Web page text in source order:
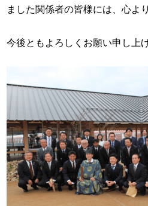
ました関係者の皆様には、心よ
今後ともよろしくお願い申し上